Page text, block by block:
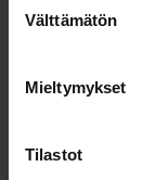
valinta
Välttämätön
Mieltymykset
Tilastot